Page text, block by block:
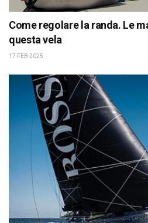
Come regolare la randa. Le
questa vela
17 FEB 2025